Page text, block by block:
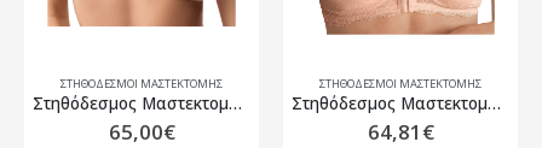
ΣΤΗΘΌΔΕΣΜΟΙ ΜΑΣΤΕΚΤΟΜΉΣ
Στηθόδεσμος Μαστεκτομής Amoena Celine SB απαλό ρόζ
65,00€
ΣΤΗΘΌΔΕΣΜΟΙ ΜΑΣΤΕΚΤΟΜΉΣ
Στηθόδεσμος Μαστεκτομής Amoena Ellen SB Rose Nude
64,81 €